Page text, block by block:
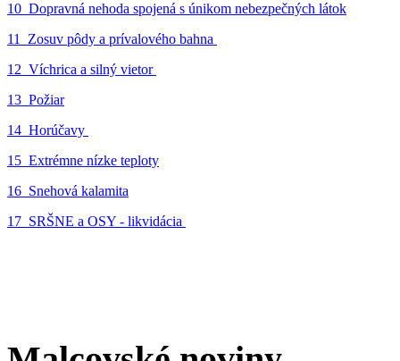
10_Dopravná nehoda spojená s únikom nebezpečných látok
11_Zosuv pôdy a prívalového bahna
12_Víchrica a silný vietor
13_Požiar
14_Horúčavy
15_Extrémne nízke teploty
16_Snehová kalamita
17_SRŠNE a OSY - likvidácia